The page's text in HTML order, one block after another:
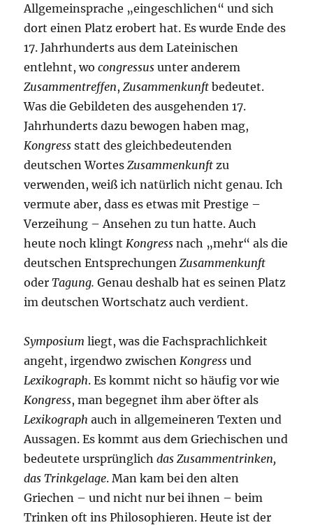
Allgemeinsprache „eingeschlichen“ und sich
dort einen Platz erobert hat. Es wurde Ende des
17. Jahrhunderts aus dem Lateinischen
entlehnt, wocongressus unter anderem
Zusammentreffen,Zusammenkunft bedeutet.
Was die Gebildeten des ausgehenden 17.
Jahrhunderts dazu bewogen haben mag,
Kongress statt des gleichbedeutenden
deutschen WortesZusammenkunft zu
verwenden, weiß ich natürlich nicht genau. Ich
vermute aber, dass es etwas mit Prestige –
Verzeihung – Ansehen zu tun hatte. Auch
heute noch klingtKongress nach „mehr“ als die
deutschen EntsprechungenZusammenkunft
oderTagung.Genau deshalb hat es seinen Platz
im deutschen Wortschatz auch verdient.
Symposium liegt, was die Fachsprachlichkeit
angeht, irgendwo zwischenKongress und
Lexikograph. Es kommt nicht so häufig vor wie
Kongress, man begegnet ihm aber öfter als
Lexikograph auch in allgemeineren Texten und
Aussagen. Es kommt aus dem Griechischen und
bedeutete ursprünglichdas Zusammentrinken,
das Trinkgelage. Man kam bei den alten
Griechen – und nicht nur bei ihnen – beim
Trinken oft ins Philosophieren. Heute ist der